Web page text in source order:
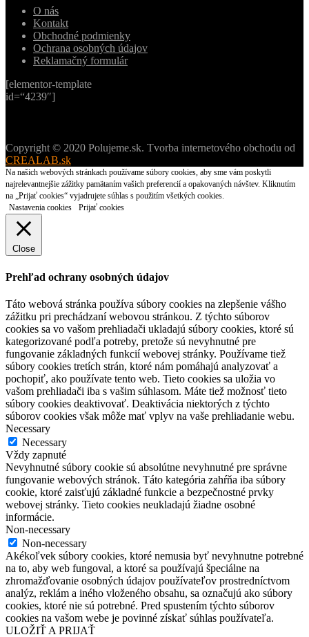
O nás
Kontakt
Obchodné podmienky
Ochrana osobných údajov
Reklamačný formulár
[elementor-template
id=“4239″]
Copyright © 2020 Polujeme.sk. Tvorba internetového obchodu od
CREALAB.sk
Na našich webových stránkach používame súbory cookies, aby sme vám poskytli
najrelevantnejšie zážitky pamätaním vašich preferencií a opakovaných návštev. Kliknutím
na „Prijať cookies“ vyjadrujete súhlas s použitím všetkých cookies.
Nastavenia cookies
Prijať cookies
Close
Prehľad ochrany osobných údajov
Táto webová stránka používa súbory cookies na zlepšenie vášho
zážitku pri prechádzaní webovou stránkou. Z týchto súborov
cookies sa vo vašom prehliadači ukladajú súbory cookies, ktoré sú
kategorizované podľa potreby, pretože sú nevyhnutné pre
fungovanie základných funkcií webovej stránky. Používame tiež
súbory cookies tretích strán, ktoré nám pomáhajú analyzovať a
pochopiť, ako používate tento web. Tieto cookies sa uložia vo
vašom prehliadači iba s vašim súhlasom. Máte tiež možnosť tieto
súbory cookies deaktivovať. Deaktivácia niektorých z týchto
súborov cookies však môže mať vplyv na vaše prehliadanie webu.
Necessary
Necessary
Vždy zapnuté
Nevyhnutné súbory cookie sú absolútne nevyhnutné pre správne
fungovanie webových stránok. Táto kategória zahŕňa iba súbory
cookie, ktoré zaisťujú základné funkcie a bezpečnostné prvky
webovej stránky. Tieto cookies neukladajú žiadne osobné
informácie.
Non-necessary
Non-necessary
Akékoľvek súbory cookies, ktoré nemusia byť nevyhnutne potrebné
na to, aby web fungoval, a ktoré sa používajú špeciálne na
zhromažďovanie osobných údajov používateľov prostredníctvom
analýz, reklám a iného vloženého obsahu, sa označujú ako súbory
cookies, ktoré nie sú potrebné. Pred spustením týchto súborov
cookies na vašom webe je povinné získať súhlas používateľa.
ULOŽIŤ A PRIJAŤ